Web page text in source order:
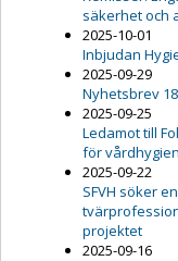
säkerhet och
2025-10-01
Inbjudan
2025-09-29
Nyhetsbrev
2025-09-25
Ledamot till
för
2025-09-22
SFVH söker
projektet
2025-09-16